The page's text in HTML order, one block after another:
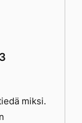
miksi.